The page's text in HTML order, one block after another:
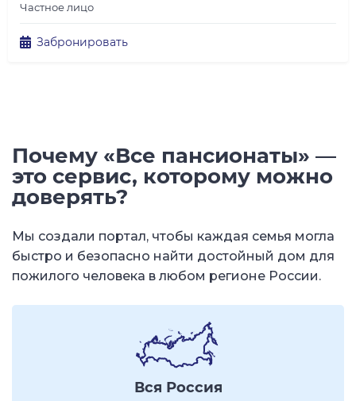
Частное лицо
Забронировать
Почему «Все пансионаты» —
это сервис, которому можно
доверять?
Мы создали портал, чтобы каждая семья могла
быстро и безопасно найти достойный дом для
пожилого человека в любом регионе России.
Вся Россия